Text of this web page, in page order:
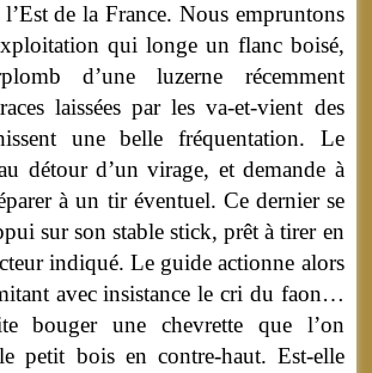
de la France. Nous empruntons
qui longe un flanc boisé,
d’une luzerne récemment
laissées par les va-et-vient des
une belle fréquentation. Le
détour d’un virage, et demande à
à un tir éventuel. Ce dernier se
sur son stable stick, prêt à tirer en
indiqué. Le guide actionne alors
avec insistance le cri du faon…
bouger une chevrette que l’on
petit bois en contre-haut. Est-elle